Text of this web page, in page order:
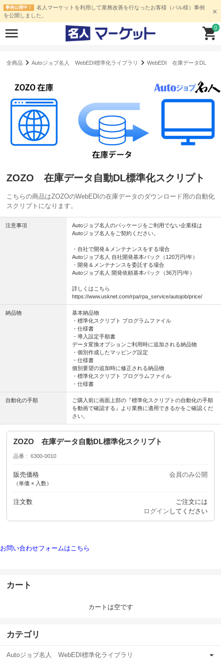
事例公開中！
名人マーケットを利用して業務改善を行なったお客様（パル様）事例
を公開しました。
0
全商品 Autoジョブ名人 WebEDI標準化ライブラリ WebEDI 在庫データDL
ZOZO 在庫データ自動DL標準化スクリプト
こちらの商品はZOZOのWebEDIの在庫データのダウンロード用の自動化
スクリプトになります。
注意事項
Autoジョブ名人のパッケージをご利用でない企業様は
Autoジョブ名人をご契約ください。
・自社で開発＆メンテナンスをする場合
Autoジョブ名人 自社開発基本パック（120万円/年）
・開発＆メンテナンスを委託する場合
Autoジョブ名人 開発依頼基本パック（36万円/年）
詳しくはこちら
https://www.usknet.com/rpa/rpa_service/autojob/price/
納品物
基本納品物
・標準化スクリプト プログラムファイル
・仕様書
・導入設定手順書
データ変換オプションご利用時に追加される納品物
・個別作成したマッピング設定
・仕様書
個別要望の追加時に修正される納品物
・標準化スクリプト プログラムファイル
・仕様書
自動化の手順
ご購入前に画面上部の『標準化スクリプトの自動化の手順
を動画で確認する』より業務に適用できるかをご確認くだ
さい。
ZOZO 在庫データ自動DL標準化スクリプト
品番 6300-0010
販売価格
（単価 × 入数）
会員のみ公開
注文数
ご注文には
ログイン してください
お問い合わせフォームはこちら
カート
カートは空です
カテゴリ
Autoジョブ名人 WebEDI標準化ライブラリ